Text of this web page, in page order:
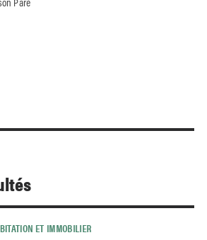
ET IMMOBILIER